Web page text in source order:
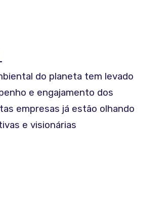
do planeta tem levado
e engajamento dos
empresas já estão olhando
e visionárias